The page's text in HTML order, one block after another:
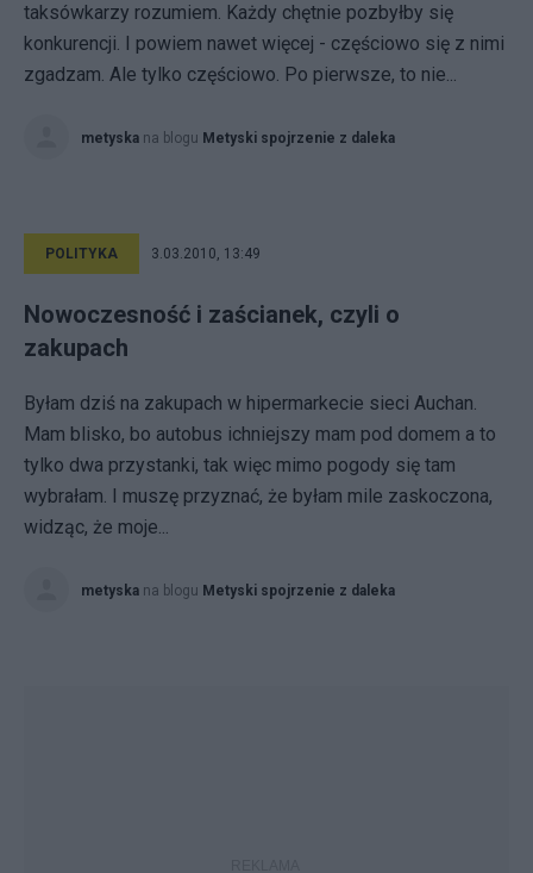
taksówkarzy rozumiem. Każdy chętnie pozbyłby się
konkurencji. I powiem nawet więcej - częściowo się z nimi
zgadzam. Ale tylko częściowo. Po pierwsze, to nie...
metyska na blogu Metyski spojrzenie z daleka
POLITYKA 3.03.2010, 13:49
Nowoczesność i zaścianek, czyli o
zakupach
Byłam dziś na zakupach w hipermarkecie sieci Auchan.
Mam blisko, bo autobus ichniejszy mam pod domem a to
tylko dwa przystanki, tak więc mimo pogody się tam
wybrałam. I muszę przyznać, że byłam mile zaskoczona,
widząc, że moje...
metyska na blogu Metyski spojrzenie z daleka